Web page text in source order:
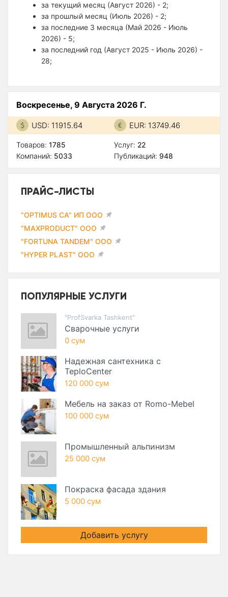
за текущий месяц (Август 2026) - 2;
за прошлый месяц (Июль 2026) - 2;
за последние 3 месяца (Май 2026 - Июль
2026) - 5;
за последний год (Август 2025 - Июль 2026) -
28;
Воскресенье, 9 Августа 2026 Г.
USD: 11915.64 EUR: 13749.46
Товаров: 1785
Компаний: 5033
Услуг: 22
Публикаций: 948
ПРАЙС-ЛИСТЫ
"OPTIMUS CA" ИП ООО
"MAXPRODUCT" ООО
"FORTUNA TANDEM" ООО
"HYPER PLAST" ООО
ПОПУЛЯРНЫЕ УСЛУГИ
"ProfSvarka Tashkent"
Сварочные услуги
0 сум
Надежная сантехника с
TeploCenter
120 000 сум
Мебель на заказ от Romo-Mebel
100 000 сум
Промышленный альпинизм
25 000 сум
Покраска фасада здания
5 000 сум
Добавить услугу